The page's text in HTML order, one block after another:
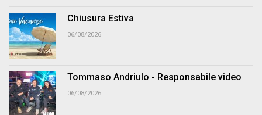
Chiusura Estiva
06/08/2026
Tommaso Andriulo - Responsabile video
06/08/2026